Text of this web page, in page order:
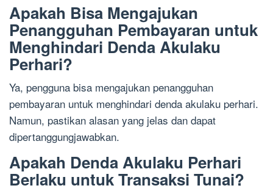
Apakah Bisa Mengajukan
Penangguhan Pembayaran untuk
Menghindari Denda Akulaku
Perhari?
Ya, pengguna bisa mengajukan penangguhan
pembayaran untuk menghindari denda akulaku perhari.
Namun, pastikan alasan yang jelas dan dapat
dipertanggungjawabkan.
Apakah Denda Akulaku Perhari
Berlaku untuk Transaksi Tunai?